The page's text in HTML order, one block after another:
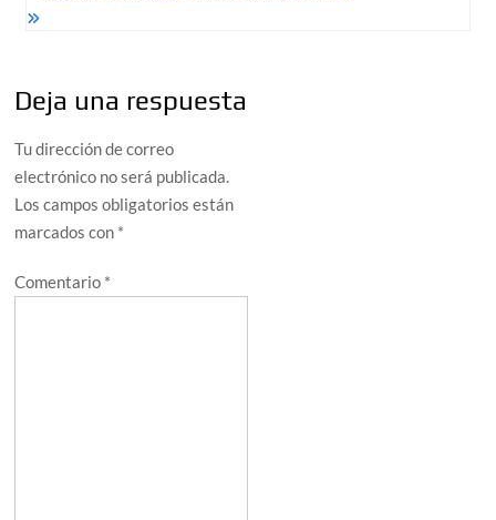
Deja una respuesta
Tu dirección de correo
electrónico no será publicada.
Los campos obligatorios están
marcados con *
Comentario *